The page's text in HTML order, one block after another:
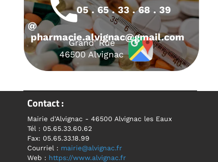
Contact :
Mairie d'Alvignac - 46500 Alvignac les Eaux
Tél : 05.65.33.60.62
Fax: 05.65.33.18.99
Courriel : mairie@alvignac.fr
Web : https://www.alvignac.fr
local_phone05 . 65 . 33 . 68 . 39
@
pharmacie.alvignac@gmail.com
Grand' Rue
46500 Alvignac